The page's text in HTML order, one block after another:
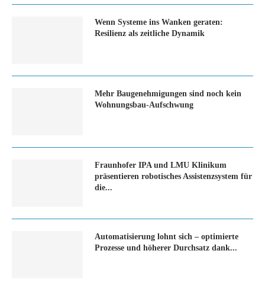
Wenn Systeme ins Wanken geraten:
Resilienz als zeitliche Dynamik
Mehr Baugenehmigungen sind noch kein
Wohnungsbau-Aufschwung
Fraunhofer IPA und LMU Klinikum
präsentieren robotisches Assistenzsystem für
die...
Automatisierung lohnt sich – optimierte
Prozesse und höherer Durchsatz dank...